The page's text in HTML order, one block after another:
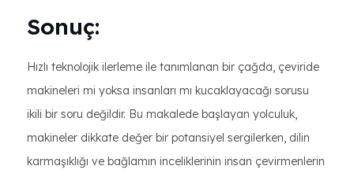
Sonuç:
Hızlı teknolojik ilerleme ile tanımlanan bir çağda, çeviride
makineleri mi yoksa insanları mı kucaklayacağı sorusu
ikili bir soru değildir. Bu makalede başlayan yolculuk,
makineler dikkate değer bir potansiyel sergilerken, dilin
karmaşıklığı ve bağlamın inceliklerinin insan çevirmenlerin